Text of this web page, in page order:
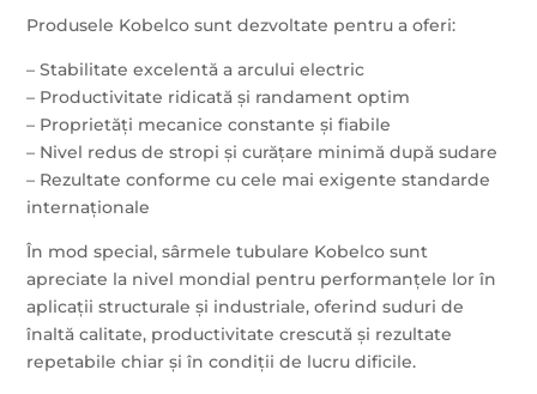
Produsele Kobelco sunt dezvoltate pentru a oferi:
– Stabilitate excelentă a arcului electric
– Productivitate ridicată și randament optim
– Proprietăți mecanice constante și fiabile
– Nivel redus de stropi și curățare minimă după sudare
– Rezultate conforme cu cele mai exigente standarde
internaționale
În mod special, sârmele tubulare Kobelco sunt
apreciate la nivel mondial pentru performanțele lor în
aplicații structurale și industriale, oferind suduri de
înaltă calitate, productivitate crescută și rezultate
repetabile chiar și în condiții de lucru dificile.